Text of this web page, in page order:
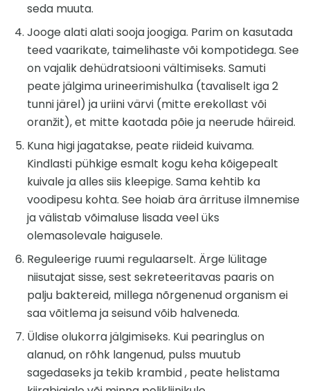
seda muuta.
Jooge alati alati sooja joogiga. Parim on kasutada
teed vaarikate, taimelihaste või kompotidega. See
on vajalik dehüdratsiooni vältimiseks. Samuti
peate jälgima urineerimishulka (tavaliselt iga 2
tunni järel) ja uriini värvi (mitte erekollast või
oranžit), et mitte kaotada põie ja neerude häireid.
Kuna higi jagatakse, peate riideid kuivama.
Kindlasti pühkige esmalt kogu keha kõigepealt
kuivale ja alles siis kleepige. Sama kehtib ka
voodipesu kohta. See hoiab ära ärrituse ilmnemise
ja välistab võimaluse lisada veel üks
olemasolevale haigusele.
Reguleerige ruumi regulaarselt. Ärge lülitage
niisutajat sisse, sest sekreteeritavas paaris on
palju baktereid, millega nõrgenenud organism ei
saa võitlema ja seisund võib halveneda.
Üldise olukorra jälgimiseks. Kui pearinglus on
alanud, on rõhk langenud, pulss muutub
sagedaseks ja tekib krambid , peate helistama